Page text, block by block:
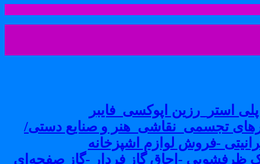
استر_رزین اپوکسی_فایبر
تجسمی_نقاشی_هنر و صنایع دستی/
-فروش لوازم اشپزخانه
ظرفشویی -اجاق گاز فردار -گاز صفحه‌ای